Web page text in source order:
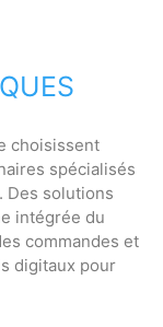
choisissent
spécialisés
Des solutions
intégrée du
commandes et
digitaux pour